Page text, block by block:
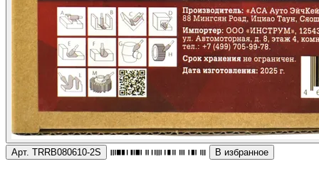
Арт. TRRB080610-2S В избранное